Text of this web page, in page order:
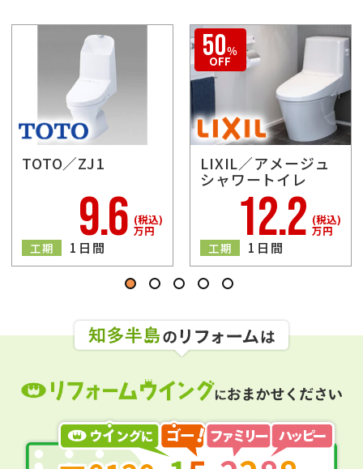
TOTO／ZJ1
9.6 (税込)
万円
工期 1日間
50％
OFF
LIXIL／アメージュ
シャワートイレ
12.2 (税込)
万円
工期 1日間